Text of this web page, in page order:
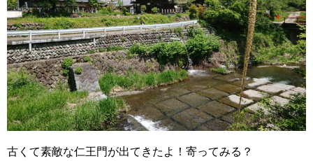
古くて素敵な仁王門が出てきたよ！寄ってみる？